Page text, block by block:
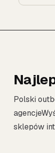
Polski
sklepów